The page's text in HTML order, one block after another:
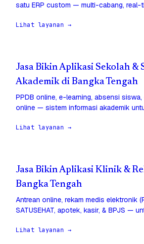
satu ERP custom — multi-cabang, real-
Lihat layanan →
Jasa Bikin Aplikasi Sekolah &
Akademik di Bangka Tengah
PPDB online, e-learning, absensi siswa,
online — sistem informasi akademik
Lihat layanan →
Jasa Bikin Aplikasi Klinik &
Bangka Tengah
Antrean online, rekam medis elektronik
SATUSEHAT, apotek, kasir, & BPJS —
Lihat layanan →